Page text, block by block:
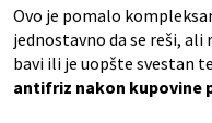
Ovo je pomalo
jednostavno da se reši,
bavi ili je uopšte svestan
antifriz nakon kupovine